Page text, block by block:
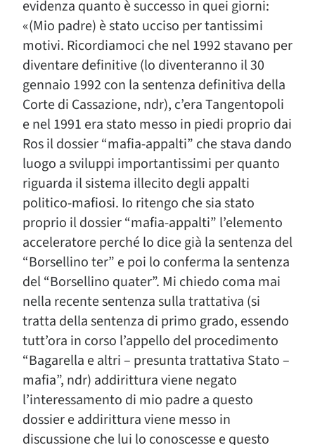
evidenza quanto è successo in quei giorni:
«(Mio padre) è stato ucciso per tantissimi
motivi. Ricordiamoci che nel 1992 stavano per
diventare definitive (lo diventeranno il 30
gennaio 1992 con la sentenza definitiva della
Corte di Cassazione, ndr), c’era Tangentopoli
e nel 1991 era stato messo in piedi proprio dai
Ros il dossier “mafia-appalti” che stava dando
luogo a sviluppi importantissimi per quanto
riguarda il sistema illecito degli appalti
politico-mafiosi. Io ritengo che sia stato
proprio il dossier “mafia-appalti” l’elemento
acceleratore perché lo dice già la sentenza del
“Borsellino ter” e poi lo conferma la sentenza
del “Borsellino quater”. Mi chiedo coma mai
nella recente sentenza sulla trattativa (si
tratta della sentenza di primo grado, essendo
tutt’ora in corso l’appello del procedimento
“Bagarella e altri – presunta trattativa Stato –
mafia”, ndr) addirittura viene negato
l’interessamento di mio padre a questo
dossier e addirittura viene messo in
discussione che lui lo conoscesse e questo